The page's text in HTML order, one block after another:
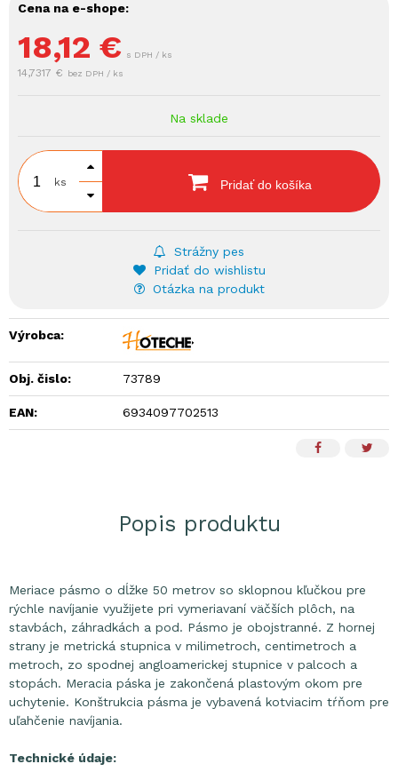
Cena na e-shope:
18,12 € s DPH / ks
14,7317 € bez DPH / ks
Na sklade
ks Pridať do košíka
Strážny pes
Pridať do wishlistu
Otázka na produkt
Výrobca:
Obj. čislo: 73789
EAN: 6934097702513
Popis produktu
Meriace pásmo o dĺžke 50 metrov so sklopnou kľučkou pre
rýchle navíjanie využijete pri vymeriavaní väčších plôch, na
stavbách, záhradkách a pod. Pásmo je obojstranné. Z hornej
strany je metrická stupnica v milimetroch, centimetroch a
metroch, zo spodnej angloamerickej stupnice v palcoch a
stopách. Meracia páska je zakončená plastovým okom pre
uchytenie. Konštrukcia pásma je vybavená kotviacim tŕňom pre
uľahčenie navíjania.
Technické údaje: